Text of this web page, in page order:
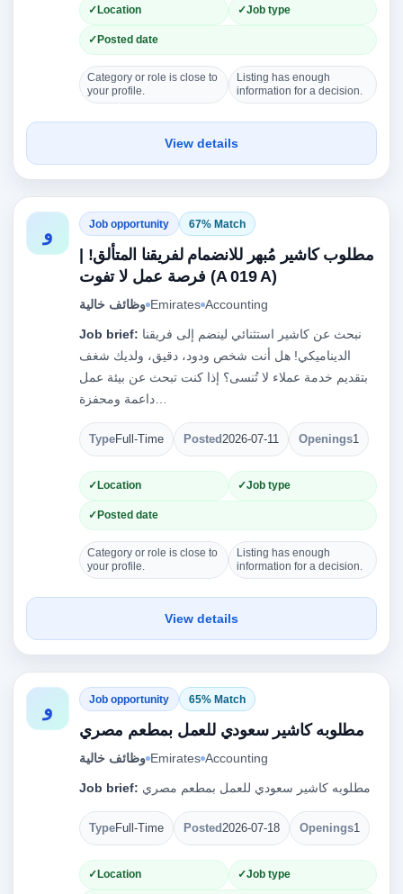
Location Job type
Posted date
Category or role is close to
your profile.
Listing has enough
information for a decision.
View details
و Job opportunity 67% Match
مطلوب كاشير مُبهر للانضمام لفريقنا المتألق! |
فرصة عمل لا تفوت (A 019 A)
وظائف خالية Emirates Accounting
Job brief:
الديناميكي! هل أنت شخص ودود، دقيق، ولديك شغف
بتقديم خدمة عملاء لا تُنسى؟ إذا كنت تبحث عن بيئة عمل
TypeFull-Time Posted2026-07-11 Openings1
Location Job type
Posted date
Category or role is close to
your profile.
Listing has enough
information for a decision.
View details
و Job opportunity 65% Match
مطلوبه كاشير سعودي للعمل بمطعم مصري
وظائف خالية Emirates Accounting
Job brief: مطلوبه كاشير سعودي للعمل بمطعم مصري
TypeFull-Time Posted2026-07-18 Openings1
Location Job type